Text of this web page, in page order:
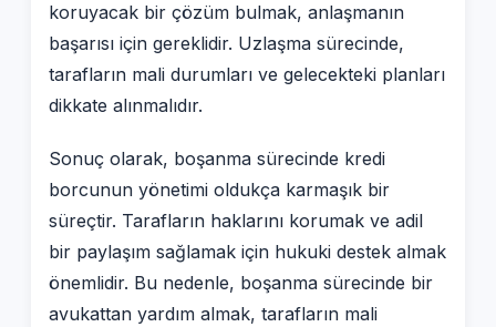
koruyacak bir çözüm bulmak, anlaşmanın
başarısı için gereklidir. Uzlaşma sürecinde,
tarafların mali durumları ve gelecekteki planları
dikkate alınmalıdır.
Sonuç olarak, boşanma sürecinde kredi
borcunun yönetimi oldukça karmaşık bir
süreçtir. Tarafların haklarını korumak ve adil
bir paylaşım sağlamak için hukuki destek almak
önemlidir. Bu nedenle, boşanma sürecinde bir
avukattan yardım almak, tarafların mali